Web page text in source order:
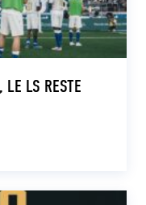
LE LS RESTE